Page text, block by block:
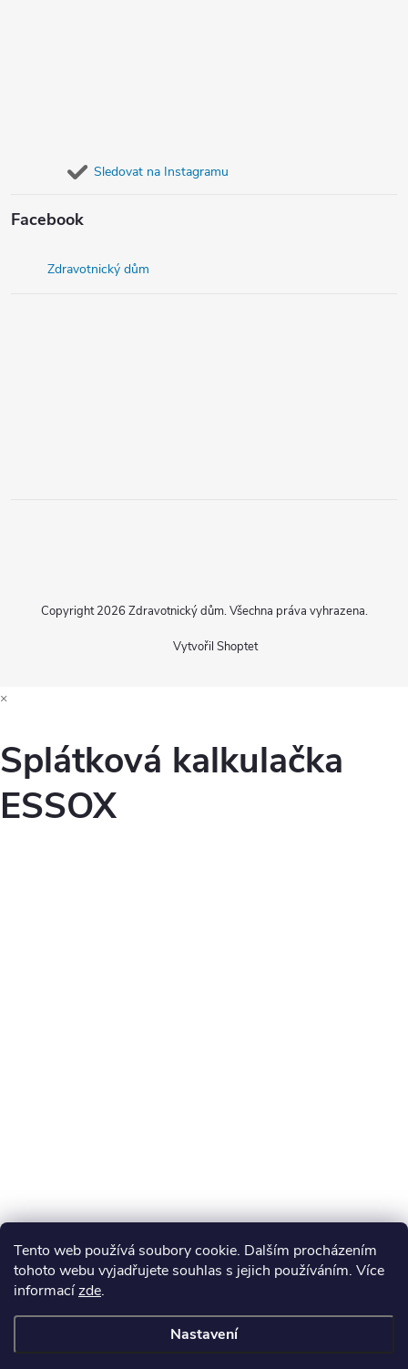
Tento web používá soubory cookie. Dalším procházením
tohoto webu vyjadřujete souhlas s jejich používáním. Více
informacízde.
Nastavení
Sledovat na Instagramu
Facebook
Zdravotnický dům
Vytvořil Shoptet
Copyright 2026 Zdravotnický dům. Všechna práva vyhrazena.
×
Splátková kalkulačka
ESSOX